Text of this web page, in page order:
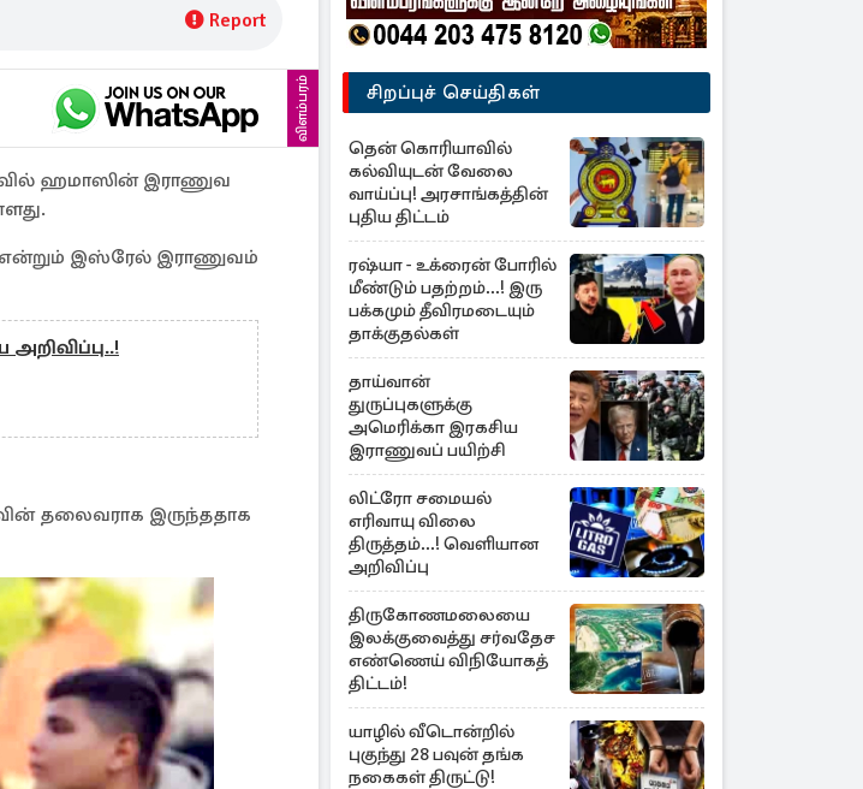
Report
விளம்பரம்
ஹமாஸின் இராணுவ
இஸ்ரேல் இராணுவம்
தலைவராக இருந்ததாக
சிறப்புச் செய்திகள்
தென் கொரியாவில்
கல்வியுடன் வேலை
வாய்ப்பு! அரசாங்கத்தின்
புதிய திட்டம்
ரஷ்யா - உக்ரைன் போரில்
மீண்டும் பதற்றம்...! இரு
பக்கமும் தீவிரமடையும்
தாக்குதல்கள்
தாய்வான்
துருப்புகளுக்கு
அமெரிக்கா இரகசிய
இராணுவப் பயிற்சி
லிட்ரோ சமையல்
எரிவாயு விலை
திருத்தம்...! வெளியான
அறிவிப்பு
திருகோணமலையை
இலக்குவைத்து சர்வதேச
எண்ணெய் விநியோகத்
திட்டம்!
யாழில் வீடொன்றில்
புகுந்து 28 பவுன் தங்க
நகைகள் திருட்டு!